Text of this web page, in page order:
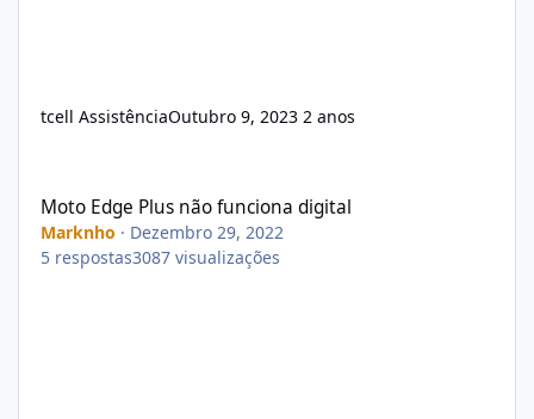
tcell AssistênciaOutubro 9, 2023 2 anos
Moto Edge Plus não funciona digital
Marknho · Dezembro 29, 2022
5 respostas3087 visualizações